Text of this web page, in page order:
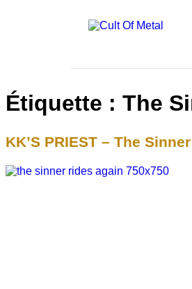
Étiquette : The
KK’S PRIEST – The